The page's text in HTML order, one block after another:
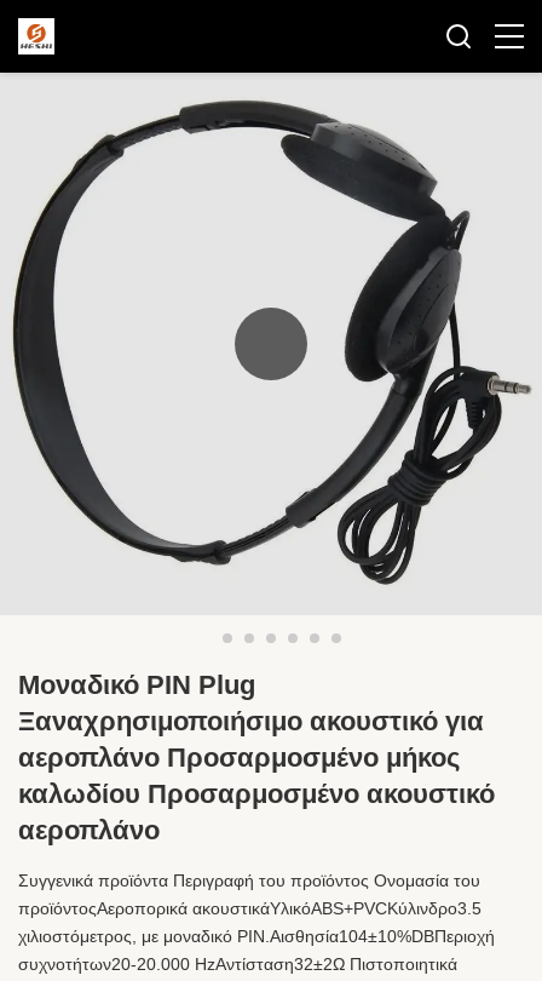
Μοναδικό PIN Plug
Ξαναχρησιμοποιήσιμο ακουστικό για
αεροπλάνο Προσαρμοσμένο μήκος
καλωδίου Προσαρμοσμένο ακουστικό
αεροπλάνο
Συγγενικά προϊόντα Περιγραφή του προϊόντος Ονομασία του
προϊόντοςΑεροπορικά ακουστικάΥλικόABS+PVCΚύλινδρο3.5
χιλιοστόμετρος, με μοναδικό PIN.Αισθησία104±10%DBΠεριοχή
συχνοτήτων20-20.000 HzΑντίσταση32±2Ω Πιστοποιητικά